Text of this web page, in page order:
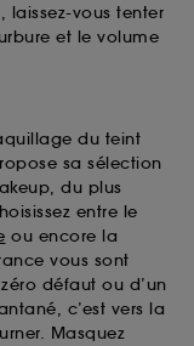
vous tenter
et le volume
du teint
sa sélection
du plus
entre le
ou encore la
vous sont
défaut ou d’un
c’est vers la
Masquez